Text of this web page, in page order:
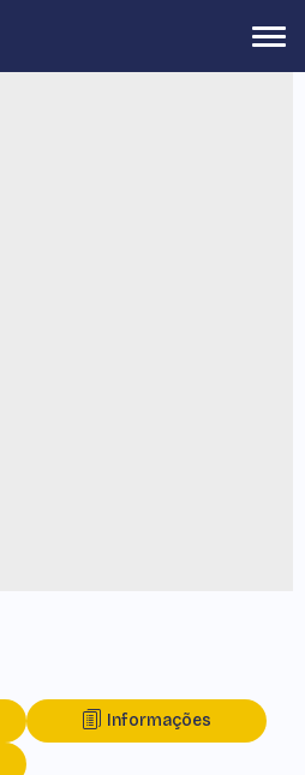
Informações